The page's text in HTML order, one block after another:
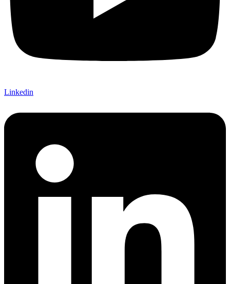
Linkedin